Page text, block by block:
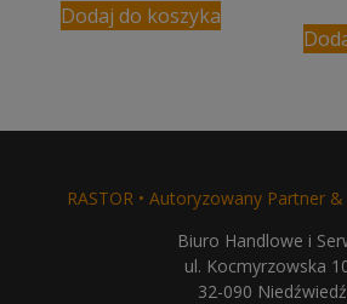
Dodaj do koszyka
RASTOR • Autoryzowany Partner
Biuro Handlowe i
ul. Kocmyrzowska
32-090 Niedźwiedź